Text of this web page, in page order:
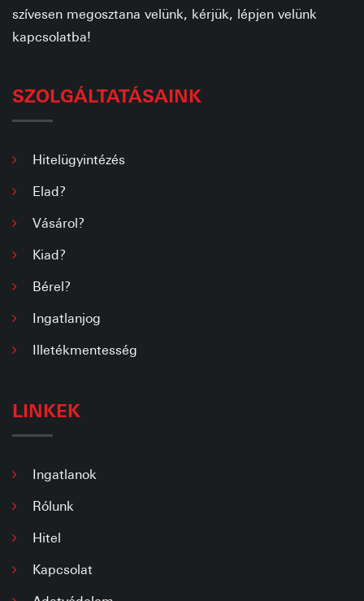
szívesen megosztana velünk, kérjük, lépjen velünk
kapcsolatba!
SZOLGÁLTATÁSAINK
Hitelügyintézés
Elad?
Vásárol?
Kiad?
Bérel?
Ingatlanjog
Illetékmentesség
LINKEK
Ingatlanok
Rólunk
Hitel
Kapcsolat